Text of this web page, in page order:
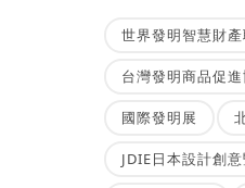
世界發明智慧財
台灣發明商品促進
國際發明展
JDIE日本設計創